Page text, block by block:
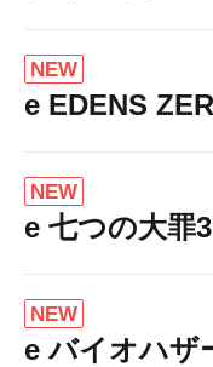
NEW
e EDENS
NEW
e 七つの大罪3
NEW
e バイオハザ